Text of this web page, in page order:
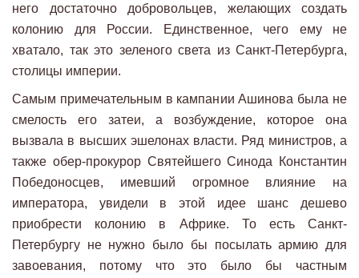
него достаточно добровольцев, желающих создать
колонию для России. Единственное, чего ему не
хватало, так это зеленого света из Санкт-Петербурга,
столицы империи.
Самым примечательным в кампании Ашинова была не
смелость его затеи, а возбуждение, которое она
вызвала в высших эшелонах власти. Ряд министров, а
также обер-прокурор Святейшего Синода Константин
Победоносцев, имевший огромное влияние на
императора, увидели в этой идее шанс дешево
приобрести колонию в Африке. То есть Санкт-
Петербургу не нужно было бы посылать армию для
завоевания, потому что это было бы частным